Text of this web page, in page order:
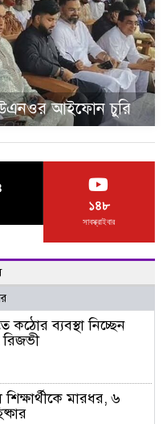
ইউএনওর আইফোন চুরি
১৪৮
সাবস্ক্রাইবার
কঠোর ব্যবস্থা নিচ্ছেন
রিজভী
মারধর, ৬